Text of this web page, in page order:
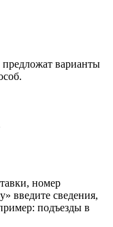
предложат варианты
номер
введите сведения,
подъезды в